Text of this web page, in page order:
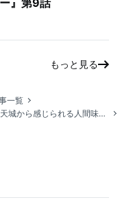
』第9話
もっと見る
一覧
『ブラックペアン シーズン2』第2話。悪魔こと天城から感じられる人間味と、真の目的とは？